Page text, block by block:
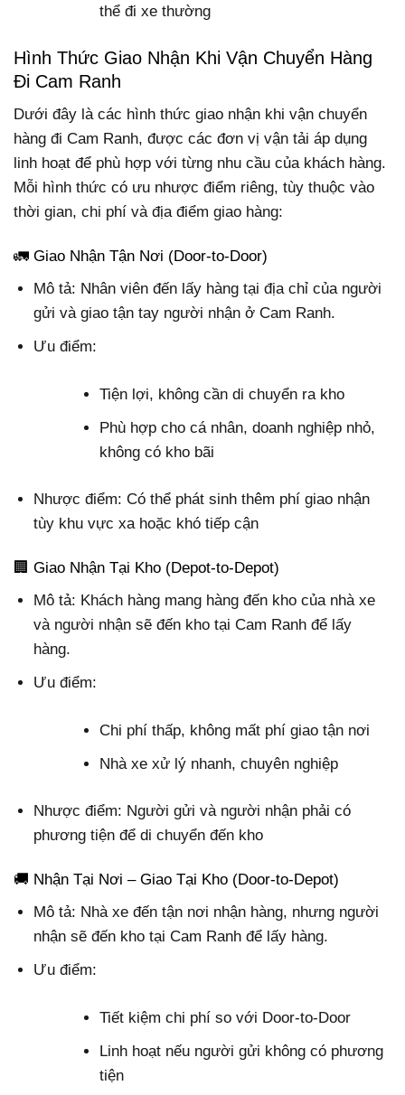
thể đi xe thường
Hình Thức Giao Nhận Khi Vận Chuyển Hàng
Đi Cam Ranh
Dưới đây là các hình thức giao nhận khi vận chuyển
hàng đi Cam Ranh, được các đơn vị vận tải áp dụng
linh hoạt để phù hợp với từng nhu cầu của khách hàng.
Mỗi hình thức có ưu nhược điểm riêng, tùy thuộc vào
thời gian, chi phí và địa điểm giao hàng:
🚛 Giao Nhận Tận Nơi (Door-to-Door)
Mô tả: Nhân viên đến lấy hàng tại địa chỉ của người
gửi và giao tận tay người nhận ở Cam Ranh.
Ưu điểm:
Tiện lợi, không cần di chuyển ra kho
Phù hợp cho cá nhân, doanh nghiệp nhỏ,
không có kho bãi
Nhược điểm: Có thể phát sinh thêm phí giao nhận
tùy khu vực xa hoặc khó tiếp cận
🏢 Giao Nhận Tại Kho (Depot-to-Depot)
Mô tả: Khách hàng mang hàng đến kho của nhà xe
và người nhận sẽ đến kho tại Cam Ranh để lấy
hàng.
Ưu điểm:
Chi phí thấp, không mất phí giao tận nơi
Nhà xe xử lý nhanh, chuyên nghiệp
Nhược điểm: Người gửi và người nhận phải có
phương tiện để di chuyển đến kho
🚚 Nhận Tại Nơi – Giao Tại Kho (Door-to-Depot)
Mô tả: Nhà xe đến tận nơi nhận hàng, nhưng người
nhận sẽ đến kho tại Cam Ranh để lấy hàng.
Ưu điểm:
Tiết kiệm chi phí so với Door-to-Door
Linh hoạt nếu người gửi không có phương
tiện